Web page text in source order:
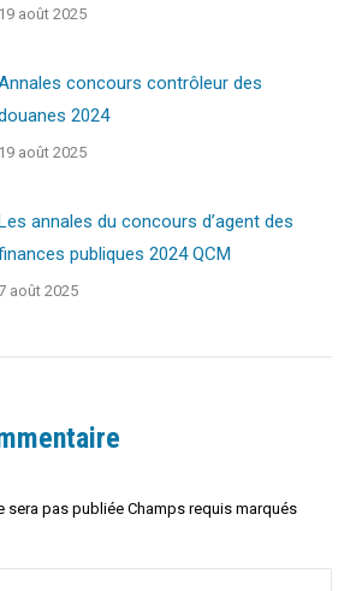
19 août 2025
concours contrôleur des
2024
19 août 2025
annales du concours d’agent des
publiques 2024 QCM
août 2025
sera pas publiée Champs requis marqués